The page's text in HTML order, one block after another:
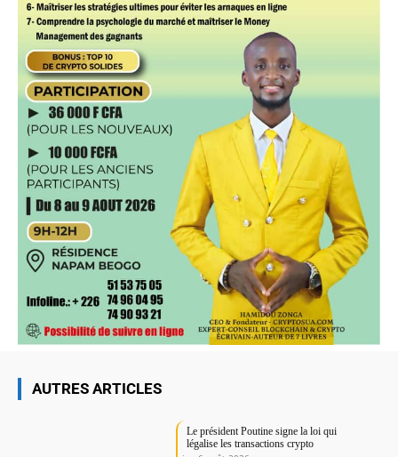
AUTRES ARTICLES
Le président Poutine signe la loi qui
légalise les transactions crypto